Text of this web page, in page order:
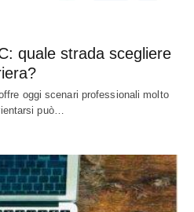
quale strada scegliere
oggi scenari professionali molto
può…